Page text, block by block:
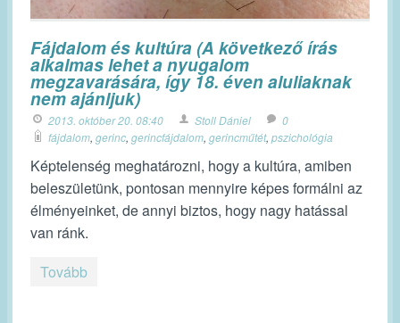
Fájdalom és kultúra (A következő írás
alkalmas lehet a nyugalom
megzavarására, így 18. éven aluliaknak
nem ajánljuk)
2013. október 20. 08:40 Stoll Dániel
0
fájdalom, gerinc, gerincfájdalom, gerincműtét, pszichológia
Képtelenség meghatározni, hogy a kultúra, amiben
beleszületünk, pontosan mennyire képes formálni az
élményeinket, de annyi biztos, hogy nagy hatással
van ránk.
Tovább